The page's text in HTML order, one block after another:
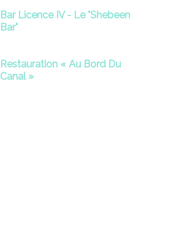
Bar Licence IV - Le "Shebeen
Bar"
Restauration « Au Bord Du
Canal »